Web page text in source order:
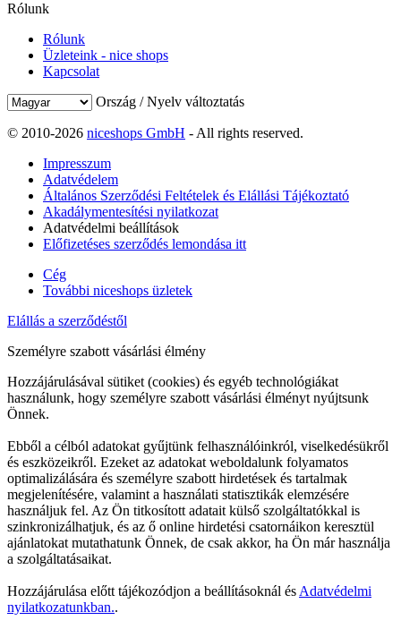
Rólunk
Rólunk
Üzleteink - nice shops
Kapcsolat
Ország / Nyelv változtatás
© 2010-2026 niceshops GmbH - All rights reserved.
Impresszum
Adatvédelem
Általános Szerződési Feltételek és Elállási Tájékoztató
Akadálymentesítési nyilatkozat
Adatvédelmi beállítások
Előfizetéses szerződés lemondása itt
Cég
További niceshops üzletek
Elállás a szerződéstől
Személyre szabott vásárlási élmény
Hozzájárulásával sütiket (cookies) és egyéb technológiákat
használunk, hogy személyre szabott vásárlási élményt nyújtsunk
Önnek.
Ebből a célból adatokat gyűjtünk felhasználóinkról, viselkedésükről
és eszközeikről. Ezeket az adatokat weboldalunk folyamatos
optimalizálására és személyre szabott hirdetések és tartalmak
megjelenítésére, valamint a használati statisztikák elemzésére
használjuk fel. Az Ön titkosított adatait külső szolgáltatókkal is
szinkronizálhatjuk, és az ő online hirdetési csatornáikon keresztül
ajánlatokat mutathatunk Önnek, de csak akkor, ha Ön már használja
a szolgáltatásaikat.
Hozzájárulása előtt tájékozódjon a beállításoknál ésAdatvédelmi
nyilatkozatunkban..